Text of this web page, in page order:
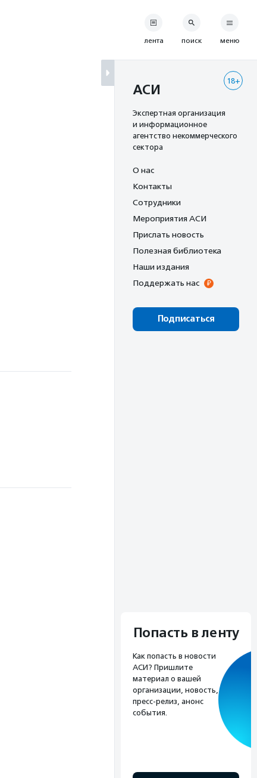
лента поиск меню
18+
АСИ
Экспертная организация
и информационное
агентство некоммерческого
сектора
О нас
Контакты
Сотрудники
Мероприятия АСИ
Прислать новость
Полезная библиотека
Наши издания
Поддержать нас
Подписаться
Попасть в ленту
Как попасть в новости
АСИ? Пришлите
материал о вашей
организации, новость,
пресс-релиз, анонс
события.